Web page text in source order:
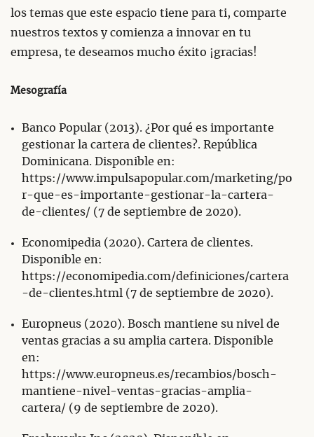
los temas que este espacio tiene para ti, comparte
nuestros textos y comienza a innovar en tu
empresa, te deseamos mucho éxito ¡gracias!
Mesografía
Banco Popular (2013). ¿Por qué es importante
gestionar la cartera de clientes?. República
Dominicana. Disponible en:
https://www.impulsapopular.com/marketing/po
r-que-es-importante-gestionar-la-cartera-
de-clientes/ (7 de septiembre de 2020).
Economipedia (2020). Cartera de clientes.
Disponible en:
https://economipedia.com/definiciones/cartera
-de-clientes.html (7 de septiembre de 2020).
Europneus (2020). Bosch mantiene su nivel de
ventas gracias a su amplia cartera. Disponible
en:
https://www.europneus.es/recambios/bosch-
mantiene-nivel-ventas-gracias-amplia-
cartera/ (9 de septiembre de 2020).